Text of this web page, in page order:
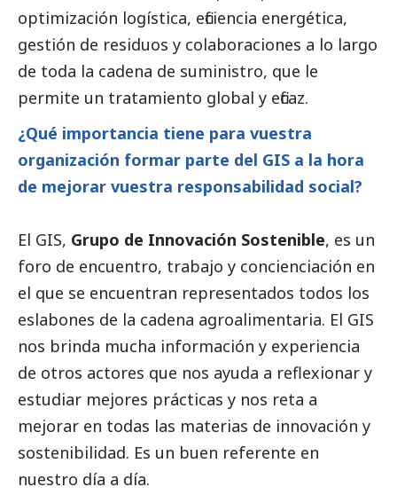
optimización logística, eficiencia energética,
gestión de residuos y colaboraciones a lo largo
de toda la cadena de suministro, que le
permite un tratamiento global y eficaz.
¿Qué importancia tiene para vuestra
organización formar parte del GIS a la hora
de mejorar vuestra responsabilidad social?
El GIS, Grupo de Innovación Sostenible, es un
foro de encuentro, trabajo y concienciación en
el que se encuentran representados todos los
eslabones de la cadena agroalimentaria. El GIS
nos brinda mucha información y experiencia
de otros actores que nos ayuda a reflexionar y
estudiar mejores prácticas y nos reta a
mejorar en todas las materias de innovación y
sostenibilidad. Es un buen referente en
nuestro día a día.